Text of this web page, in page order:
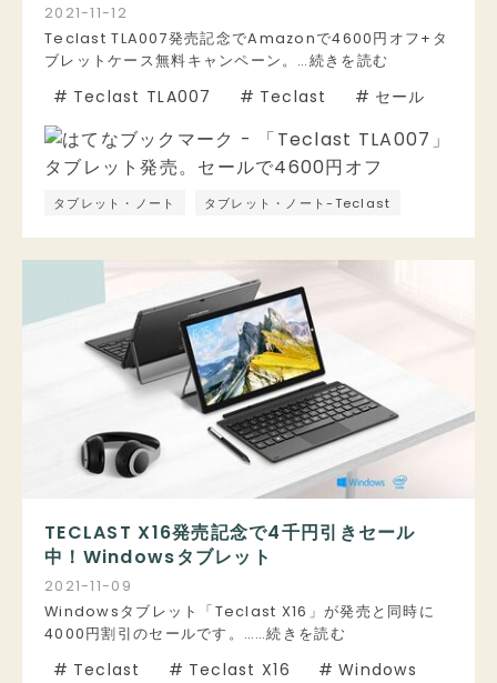
2021-11-12
タブレット・ノート タブレット・ノート-Teclast
Teclast TLA007発売記念でAmazonで4600円オフ+タ
ブレットケース無料キャンペーン。…続きを読む
# Teclast TLA007 # Teclast # セール
2021-11-09
TECLAST X16発売記念で4千円引きセール
中！Windowsタブレット
Windowsタブレット「Teclast X16」が発売と同時に
4000円割引のセールです。……続きを読む
# Teclast # Teclast X16 # Windows